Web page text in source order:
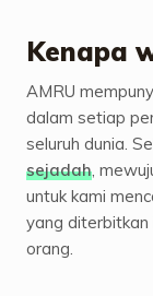
Kenapa
AMRU
dalam setiap
seluruh dunia.
sejadah ,
untuk kami
yang
orang.